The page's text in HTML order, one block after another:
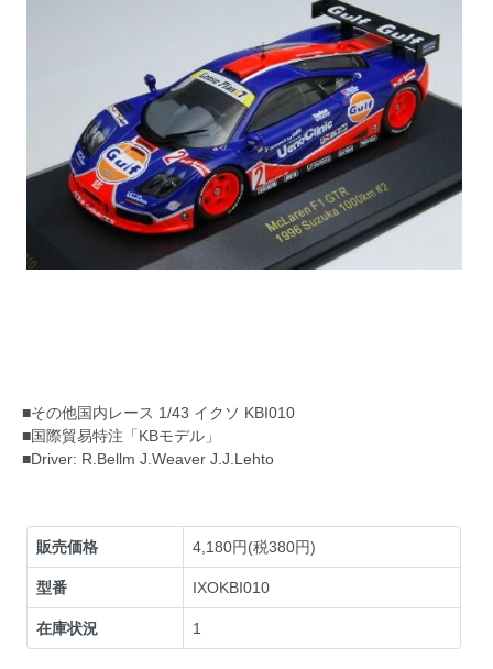
■その他国内レース 1/43 イクソ KBI010
■国際貿易特注「KBモデル」
■Driver: R.Bellm J.Weaver J.J.Lehto
販売価格 4,180円(税380円)
型番 IXOKBI010
在庫状況 1